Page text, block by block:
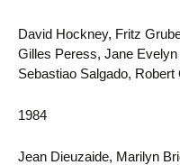
David Hockney, Fritz
Gilles Peress, Jane
Sebastiao Salgado,
1984
Jean Dieuzaide, Marilyn